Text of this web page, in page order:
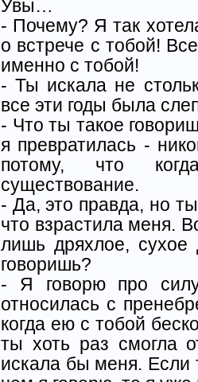
Увы…
- Почему? Я так
о встрече с тобой!
именно с тобой!
- Ты искала не
все эти годы была
- Что ты такое
я превратилась -
потому, что
существование.
- Да, это правда, но
что взрастила меня.
лишь дряхлое,
говоришь?
- Я говорю про
относилась с
когда ею с тобой
ты хоть раз смогла
искала бы меня.